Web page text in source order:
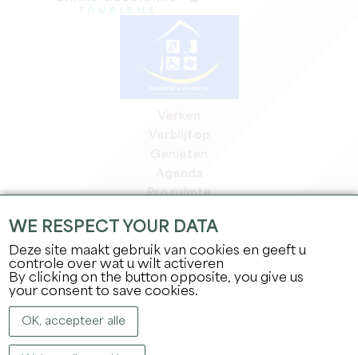
Pro ruimte
Pers ruimte
Banen & stages
Juridische informatie
Privacybeleid
WE RESPECT YOUR DATA
Deze site maakt gebruik van cookies en geeft u
controle over wat u wilt activeren
By clicking on the button opposite, you give us
your consent to save cookies.
OK, accepteer alle